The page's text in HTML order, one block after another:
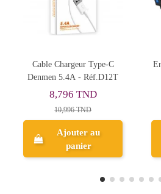
Ensemble Clavier Et Souris
De Jeu Sans Fil Jedel
Ajouter au